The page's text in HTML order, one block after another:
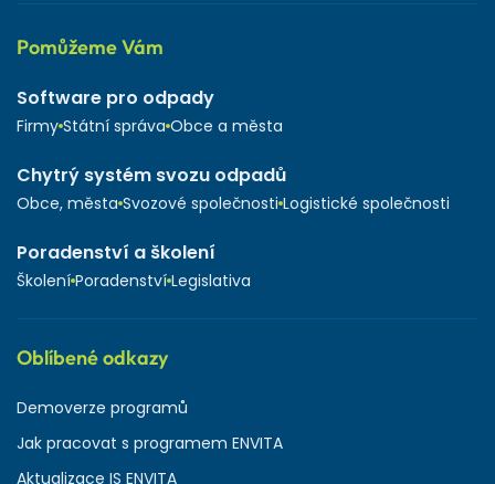
Pomůžeme Vám
Software pro odpady
Firmy Státní správa Obce a města
Chytrý systém svozu odpadů
Obce, města Svozové společnosti Logistické společnosti
Poradenství a školení
Školení Poradenství Legislativa
Oblíbené odkazy
Demoverze programů
Jak pracovat s programem ENVITA
Aktualizace IS ENVITA